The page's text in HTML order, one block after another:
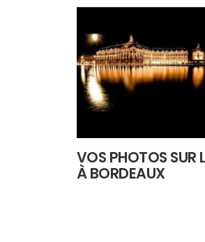
VOS PHOTOS SUR
À BORDEAUX